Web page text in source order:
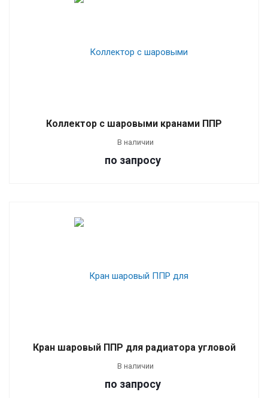
Коллектор с шаровыми кранами ППР
В наличии
по запросу
Кран шаровый ППР для радиатора угловой
В наличии
по запросу